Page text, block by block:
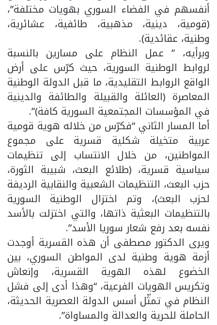
أنفسهم في الفضاء السوري بهويات مختلفة”،
(قومية، دينية، مذهبية، طائفية، عشائرية،
وطنية، عقائدية).
وبرأيه، ” عمل النظام على مسارين بالنسبة
لروابط الوطنية السورية، حيث كرّس على أرض
الواقع الروابط التقليدية، ما قبل الدولة الوطنية
المعاصرة (العائلة والقبيلة والطائفة والدينية
في المؤسسات المجتمعية السورية كافة)”.
أما المسار الثاني “فكرّس من خلاله هوية قومية
عربية متخيلة شكلية قسرية على مجموع
المواطنين، من خلال الانتساب إلى تنظيمات
سياسية قسرية، (طلائع البعث، شبيبة الثورة،
حزب البعث، التنظيمات الشعبية والنقابية الرديفة
لحزب البعث)، وتم اختزال الوطنية السورية
بالتنظيمات البعثية ذاتها، والتي اختزلت بالأسد
نفسه بعد رفع شعار سوريا الأسد”.
ويرى الدكتور مصطفى أن هذه القسرية أوجدت
أزمة هوية وطنية لدى المواطن السوري، بين
الخضوع لهذه الهوية القسرية، وإنعاش
وتكريس الهويات الفرعية، “وهذا أدى إلى فشل
النظام في تمثّل أسس الدولة العصرية الحديثة،
الحاملة للحرية والعدالة والمساواة”.